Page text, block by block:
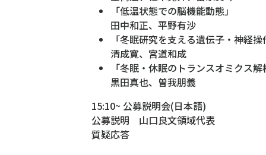
「低温状態での脳機能動態」
田中和正、平野有沙
「冬眠研究を支える遺伝子・神経操
清成寛、宮道和成
「冬眠・休眠のトランスオミクス解
黒田真也、曽我朋義
15:10~ 公募説明会(日本語)
公募説明 山口良文領域代表
質疑応答